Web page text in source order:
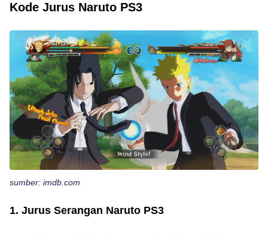
Kode Jurus Naruto PS3
sumber: imdb.com
1. Jurus Serangan Naruto PS3